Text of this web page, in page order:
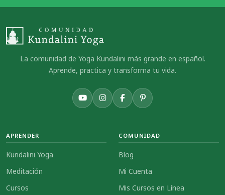
La comunidad de Yoga Kundalini más grande en español.
Aprende, practica y transforma tu vida.
APRENDER
Kundalini Yoga
Meditación
Cursos
COMUNIDAD
Blog
Mi Cuenta
Mis Cursos en Línea